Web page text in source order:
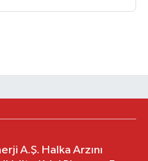
A.Ş. Halka Arzını